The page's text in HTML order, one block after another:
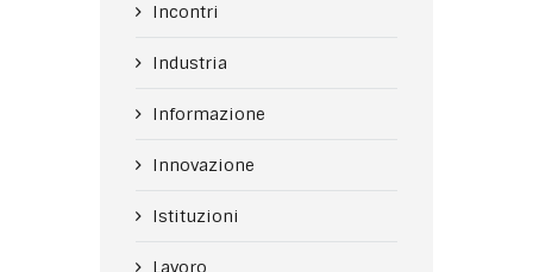
Incontri
Industria
Informazione
Innovazione
Istituzioni
Lavoro